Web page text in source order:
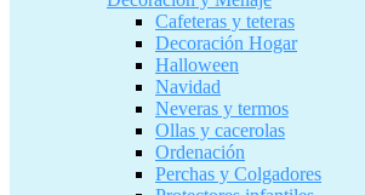
Cafeteras y teteras
Decoración Hogar
Halloween
Navidad
Neveras y termos
Ollas y cacerolas
Ordenación
Perchas y Colgadores